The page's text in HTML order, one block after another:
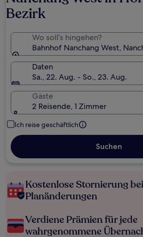
Bezirk
Wo soll’s hingehen?
Bahnhof Nanchang West,
Daten
Sa., 22. Aug. - So., 23. Aug.
Gäste
2 Reisende, 1 Zimmer
Ich reise geschäftlich
Suchen
Kostenlose Stornierung bei
Planänderungen
Verdiene Prämien für jede
wahrgenommene